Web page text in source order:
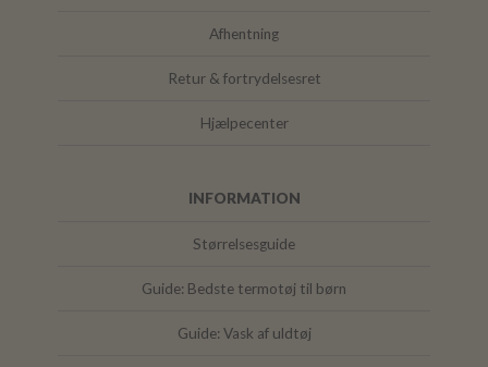
Afhentning
Retur & fortrydelsesret
Hjælpecenter
INFORMATION
Størrelsesguide
Guide: Bedste termotøj til børn
Guide: Vask af uldtøj